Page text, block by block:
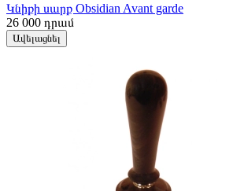
Կնիքի սարք Obsidian Avant garde
26 000 դրամ
Ավելացնել